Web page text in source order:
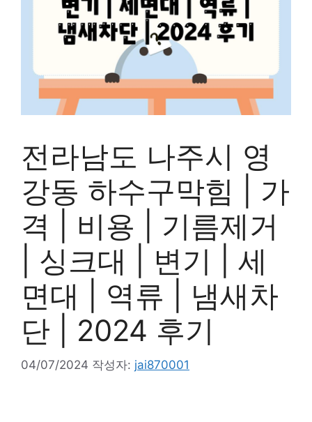
전라남도 나주시 영
강동 하수구막힘 | 가
격 | 비용 | 기름제거
| 싱크대 | 변기 | 세
면대 | 역류 | 냄새차
단 | 2024 후기
04/07/2024 작성자: jai870001